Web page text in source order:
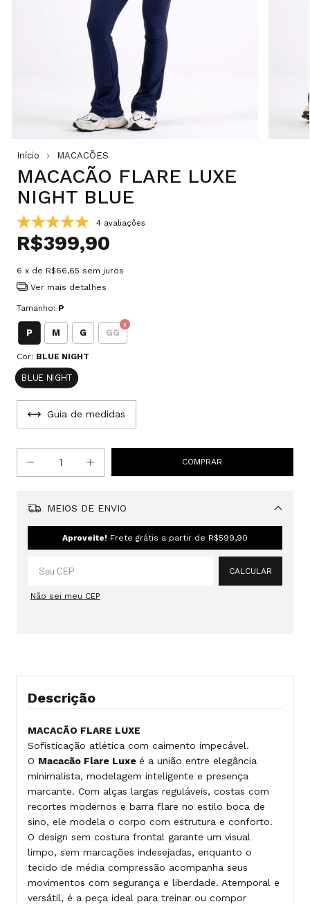
Início MACACÕES
MACACÃO FLARE LUXE
NIGHT BLUE
4 avaliações
R$399,90
6 x de R$66,65 sem juros
Ver mais detalhes
Tamanho: P
P M G GG
Cor: BLUE NIGHT
BLUE NIGHT
Guia de medidas
MEIOS DE ENVIO
Aproveite! Frete grátis a partir de R$599,90
CALCULAR
Não sei meu CEP
Descrição
MACACÃO FLARE LUXE
Sofisticação atlética com caimento impecável.
O Macacão Flare Luxe é a união entre elegância
minimalista, modelagem inteligente e presença
marcante. Com alças largas reguláveis, costas com
recortes modernos e barra flare no estilo boca de
sino, ele modela o corpo com estrutura e conforto.
O design sem costura frontal garante um visual
limpo, sem marcações indesejadas, enquanto o
tecido de média compressão acompanha seus
movimentos com segurança e liberdade. Atemporal e
versátil, é a peça ideal para treinar ou compor